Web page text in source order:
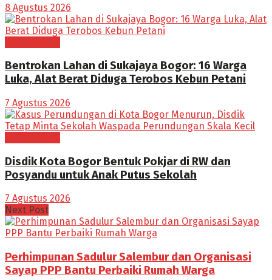
8 Agustus 2026
Bentrokan Lahan di Sukajaya Bogor: 16 Warga
Luka, Alat Berat Diduga Terobos Kebun Petani
7 Agustus 2026
Disdik Kota Bogor Bentuk Pokjar di RW dan
Posyandu untuk Anak Putus Sekolah
7 Agustus 2026
Next Post
Perhimpunan Sadulur Salembur dan Organisasi
Sayap PPP Bantu Perbaiki Rumah Warga